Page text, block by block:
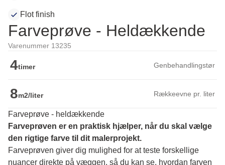
Flot finish
Farveprøve - Heldækkende
Varenummer 13235
4timer Genbehandlingstør
8m2/liter Rækkeevne pr. liter
Farveprøve - heldækkende
Farveprøven er en praktisk hjælper, når du skal vælge
den rigtige farve til dit malerprojekt.
Farveprøven giver dig mulighed for at teste forskellige
nuancer direkte på væggen, så du kan se, hvordan farven